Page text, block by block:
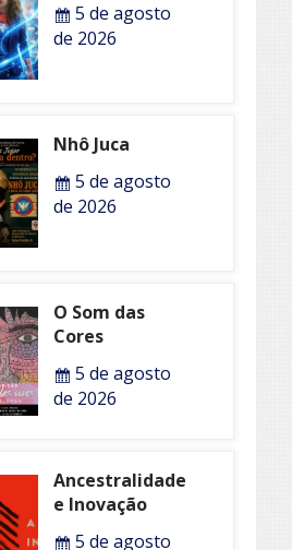
5 de agosto
de 2026
Nhô Juca
5 de agosto
de 2026
O Som das
Cores
5 de agosto
de 2026
Ancestralidade
e Inovação
5 de agosto